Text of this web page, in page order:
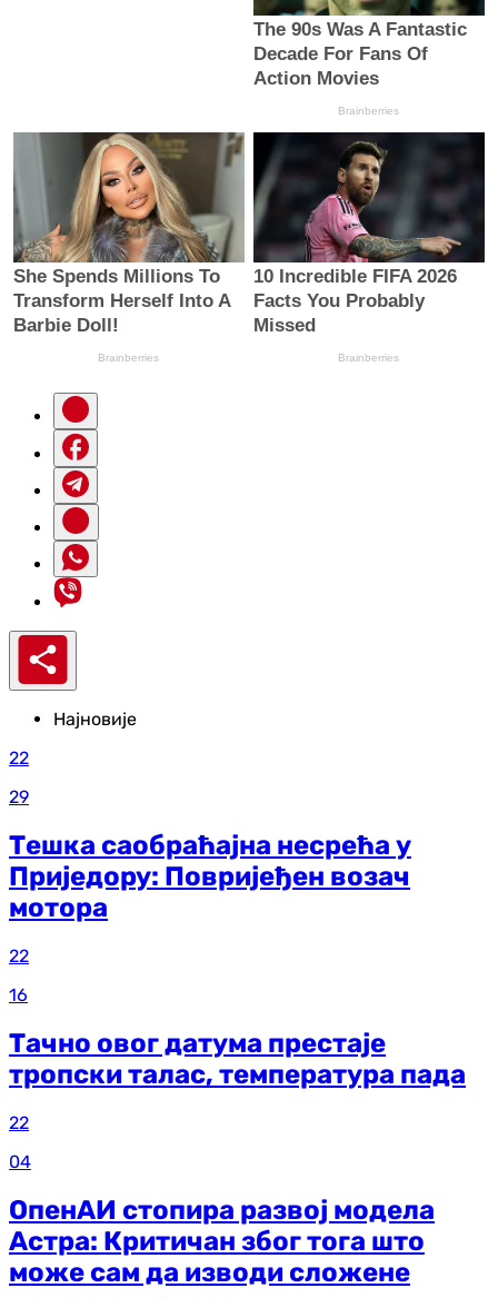
Најновије
22
29
Тешка саобраћајна несрећа у
Приједору: Повријеђен возач
мотора
22
16
Тачно овог датума престаје
тропски талас, температура пада
22
04
ОпенАИ стопира развој модела
Астра: Критичан због тога што
може сам да изводи сложене